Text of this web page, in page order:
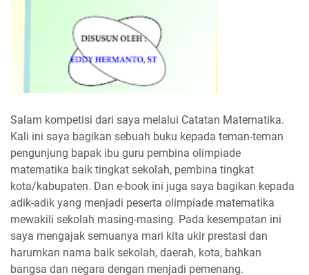
Salam kompetisi dari saya melalui Catatan Matematika.
Kali ini saya bagikan sebuah buku kepada teman-teman
pengunjung bapak ibu guru pembina olimpiade
matematika baik tingkat sekolah, pembina tingkat
kota/kabupaten. Dan e-book ini juga saya bagikan kepada
adik-adik yang menjadi peserta olimpiade matematika
mewakili sekolah masing-masing. Pada kesempatan ini
saya mengajak semuanya mari kita ukir prestasi dan
harumkan nama baik sekolah, daerah, kota, bahkan
bangsa dan negara dengan menjadi pemenang.